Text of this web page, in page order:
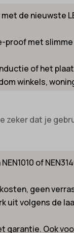
de nieuwste
proof met
of het
winkels,
dat je
of
geen
uit volgens de
Ook